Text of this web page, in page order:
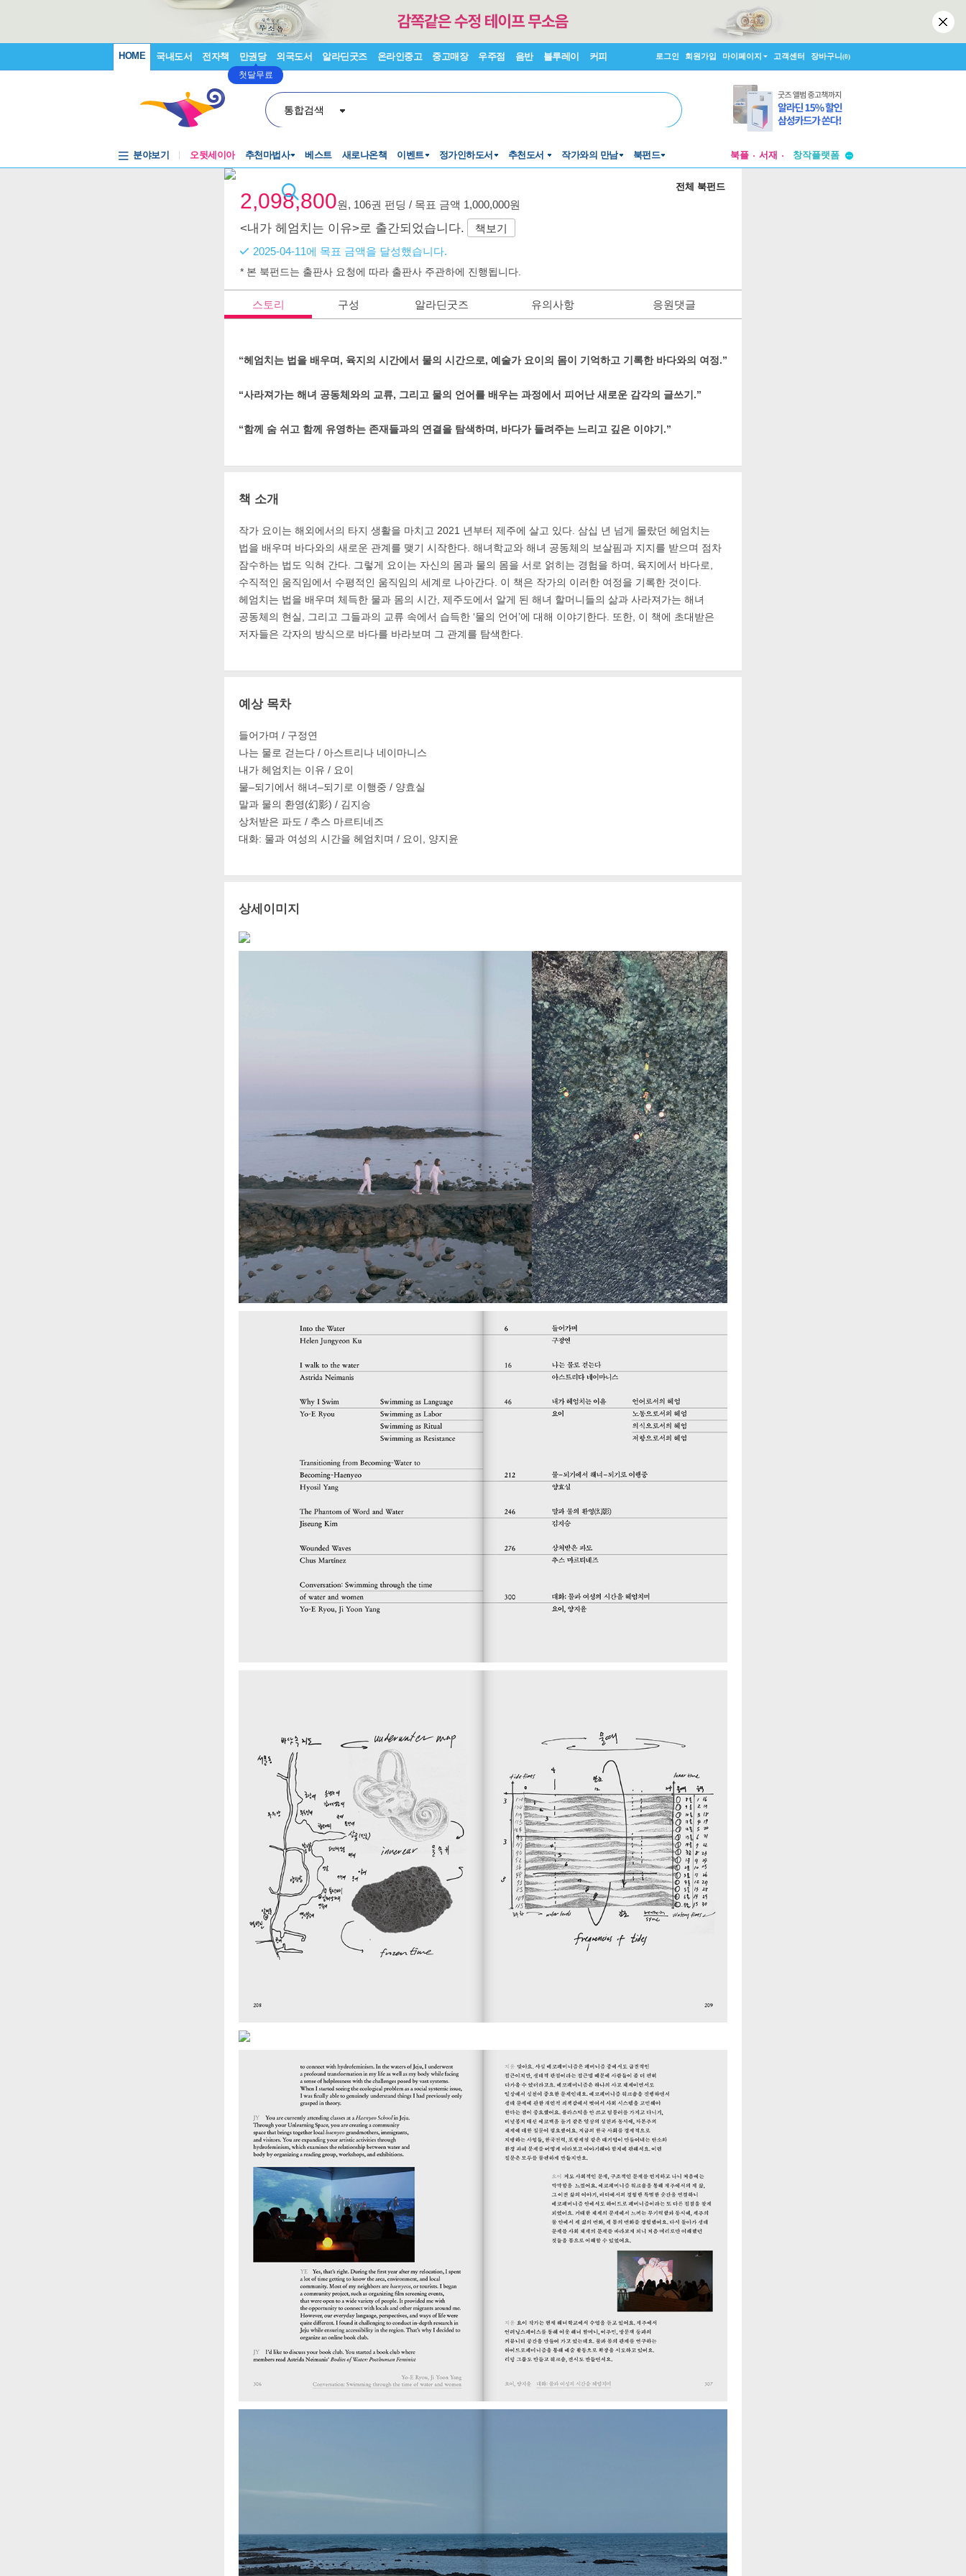
HOME 국내도서 전자책 만권당
첫달무료
외국도서 알라딘굿즈 온라인중고 중고매장 우주점 음반 블루레이 커피 로그인 회원가입 마이페이지 고객센터 장바구니(0)
통합검색
분야보기 오뒷세이아 추천마법사 베스트 새로나온책 이벤트 정가인하도서 추천도서 작가와의 만남 북펀드 북플 서재
창작플랫폼
전체 북펀드
2,098,800원, 106권 펀딩 / 목표 금액 1,000,000원
<내가 헤엄치는 이유>로 출간되었습니다.
책보기
2025-04-11에 목표 금액을 달성했습니다.
* 본 북펀드는 출판사 요청에 따라 출판사 주관하에 진행됩니다.
스토리 구성 알라딘굿즈 유의사항 응원댓글
“헤엄치는 법을 배우며, 육지의 시간에서 물의 시간으로, 예술가 요이의 몸이 기억하고 기록한 바다와의 여정.”
“사라져가는 해녀 공동체와의 교류, 그리고 물의 언어를 배우는 과정에서 피어난 새로운 감각의 글쓰기.”
“함께 숨 쉬고 함께 유영하는 존재들과의 연결을 탐색하며, 바다가 들려주는 느리고 깊은 이야기.”
책 소개
작가 요이는 해외에서의 타지 생활을 마치고 2021 년부터 제주에 살고 있다. 삼십 년 넘게 몰랐던 헤엄치는
법을 배우며 바다와의 새로운 관계를 맺기 시작한다. 해녀학교와 해녀 공동체의 보살핌과 지지를 받으며 점차
잠수하는 법도 익혀 간다. 그렇게 요이는 자신의 몸과 물의 몸을 서로 얽히는 경험을 하며, 육지에서 바다로,
수직적인 움직임에서 수평적인 움직임의 세계로 나아간다. 이 책은 작가의 이러한 여정을 기록한 것이다.
헤엄치는 법을 배우며 체득한 물과 몸의 시간, 제주도에서 알게 된 해녀 할머니들의 삶과 사라져가는 해녀
공동체의 현실, 그리고 그들과의 교류 속에서 습득한 ‘물의 언어’에 대해 이야기한다. 또한, 이 책에 초대받은
저자들은 각자의 방식으로 바다를 바라보며 그 관계를 탐색한다.
예상 목차
들어가며 / 구정연
나는 물로 걷는다 / 아스트리나 네이마니스
내가 헤엄치는 이유 / 요이
물–되기에서 해녀–되기로 이행중 / 양효실
말과 물의 환영(幻影) / 김지승
상처받은 파도 / 추스 마르티네즈
대화: 물과 여성의 시간을 헤엄치며 / 요이, 양지윤
상세이미지